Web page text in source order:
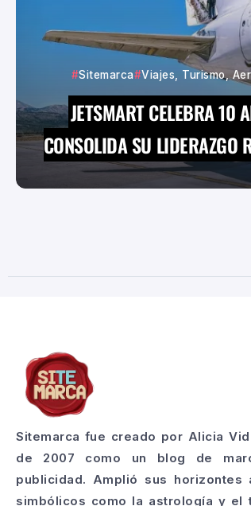
Sitemarca Viajes, Turismo,
JETSMART CELEBRA 10
CONSOLIDA SU LIDERAZGO
Sitemarca fue creado por Alicia
de 2007 como un blog de
publicidad. Amplió sus
simbólicos como la astrología y el